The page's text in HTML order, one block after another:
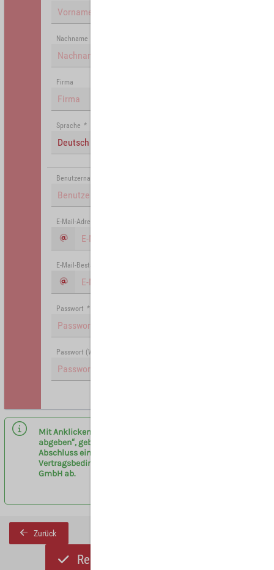
Nachname
Firma
Sprache *
Deutsch (Deutschland)
Benutzername
E-Mail-Adresse
E-Mail-Bestätigung
Passwort *
Passwort (Wiederholung)
Mit Anklicken des Buttons „Registrieren und Angebot
abgeben“, geben sie eine verbindliche Anfrage zum
Abschluss eines Vermittlervertrages entsprechend der
Vertragsbedingungen am Flughafen Leipzig/Halle
GmbH ab.
Zurück
Registrieren und Angebot abgeben